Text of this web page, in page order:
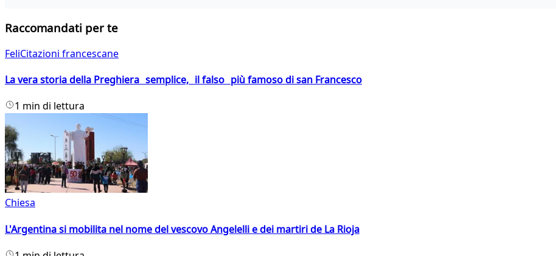
Raccomandati per te
FeliCitazioni francescane
La vera storia della Preghiera semplice, il falso più famoso di san Francesco
1 min di lettura
Chiesa
L'Argentina si mobilita nel nome del vescovo Angelelli e dei martiri de La Rioja